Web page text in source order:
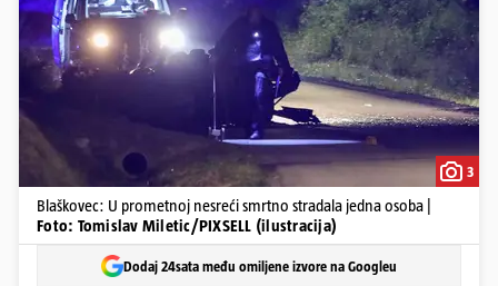
3
Blaškovec: U prometnoj nesreći smrtno stradala jedna osoba |
Foto: Tomislav Miletic/PIXSELL (ilustracija)
Dodaj 24sata među omiljene izvore na Googleu